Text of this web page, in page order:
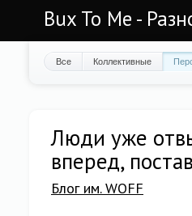
Bux To Me -
Все Коллективные
Люди уже
вперед,
Блог им. WOFF